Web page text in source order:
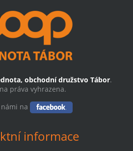
obchodní družstvo Tábor.
práva vyhrazena.
na
informace